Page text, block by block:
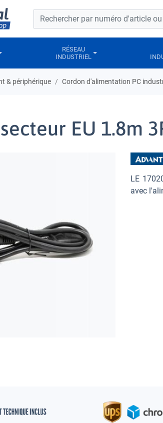
Barre de recherche
Barre de recherche
RÉSEAU
INDUSTRIEL
& périphérique Cordon d'alimentation PC
EU 1.8m
LE
avec